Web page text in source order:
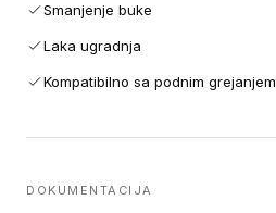
Smanjenje buke
Laka ugradnja
Kompatibilno sa podnim grejanjem
DOKUMENTACIJA